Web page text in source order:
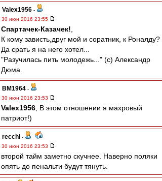
Valex1956 -
30 июн 2016 23:55
Спартачек-Казачек!
К кому зависть,друг мой и соратник, к Роналду?
Да срать я на него хотел...
"Разучилась пить молодежь..." (с) Александр
Дюма.
BM1964 -
30 июн 2016 23:53
Valex1956 , В этом отношении я махровый
патриот!)
recchi -
30 июн 2016 23:53
второй тайм заметно скучнее. Наверно поляки
опять до пенальти будут тянуть.